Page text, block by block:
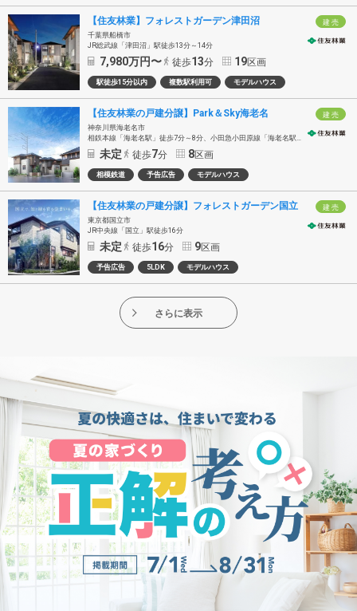
建 売
【住友林業】フォレストガーデン津田沼
千葉県船橋市
JR総武線「津田沼」駅徒歩13分～14分
7,980万円〜 徒歩13分 19区画
駅徒歩15分以内 複数駅利用可 モデルハウス
建 売
【住友林業の戸建分譲】Park＆Sky海老名
神奈川県海老名市
相鉄本線「海老名駅」徒歩7分～8分、小田急小田原線「海老名駅」徒歩9分～10分、 JR相模線「海老名駅」徒歩12分～13分
未定 徒歩7分 8区画
相模鉄道 予告広告 モデルハウス
建 売
【住友林業の戸建分譲】フォレストガーデン国立
東京都国立市
JR中央線「国立」駅徒歩16分
未定 徒歩16分 9区画
予告広告 5LDK モデルハウス
さらに表示